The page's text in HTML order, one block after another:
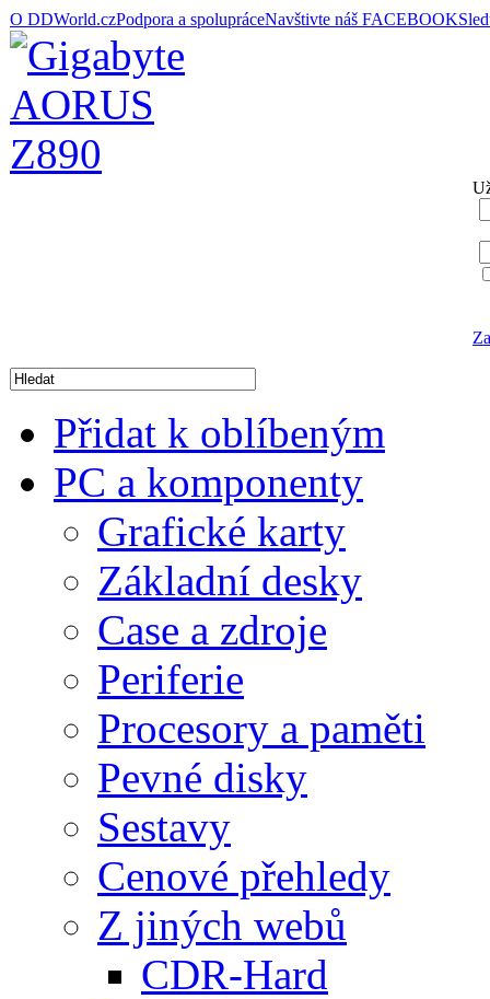
O DDWorld.czPodpora a spolupráceNavštivte náš FACEBOOK
Přidat k oblíbeným
PC a komponenty
Grafické karty
Základní desky
Case a zdroje
Periferie
Procesory a paměti
Pevné disky
Sestavy
Cenové přehledy
Z jiných webů
CDR-Hard